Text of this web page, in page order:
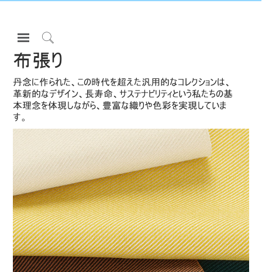
Open
Menuto
Search
サインインまたは登録
プロダクト
エルゴノミクス
リソース
当社について
お問い合わせ先
Partners
サポート
ショールームを探す
地域を変更
布張り
丹念に作られた、この時代を超えた汎用的なコレクションは、
革新的なデザイン、長寿命、サステナビリティという私たちの基
本理念を体現しながら、豊富な織りや色彩を実現していま
す。